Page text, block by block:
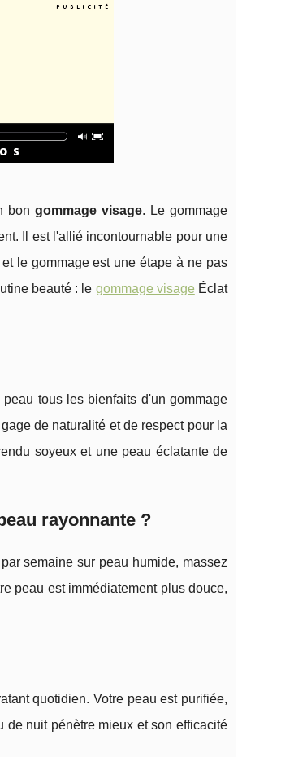
bongommage visage. Le gommage
Il est l'allié incontournable pour une
le gommage est une étape à ne pas
beauté : le gommage visage Éclat
tous les bienfaits d'un gommage
de naturalité et de respect pour la
soyeux et une peau éclatante de
rayonnante ?
semaine sur peau humide, massez
peau est immédiatement plus douce,
quotidien. Votre peau est purifiée,
de nuit pénètre mieux et son efficacité